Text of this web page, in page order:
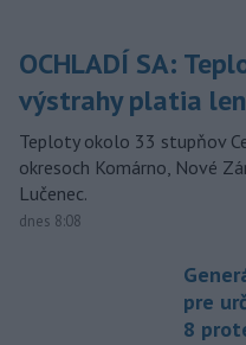
OCHLADÍ SA:
výstrahy platia
Teploty okolo 33 stupňov
okresoch Komárno, Nové
Lučenec.
dnes 8:08
pre
8